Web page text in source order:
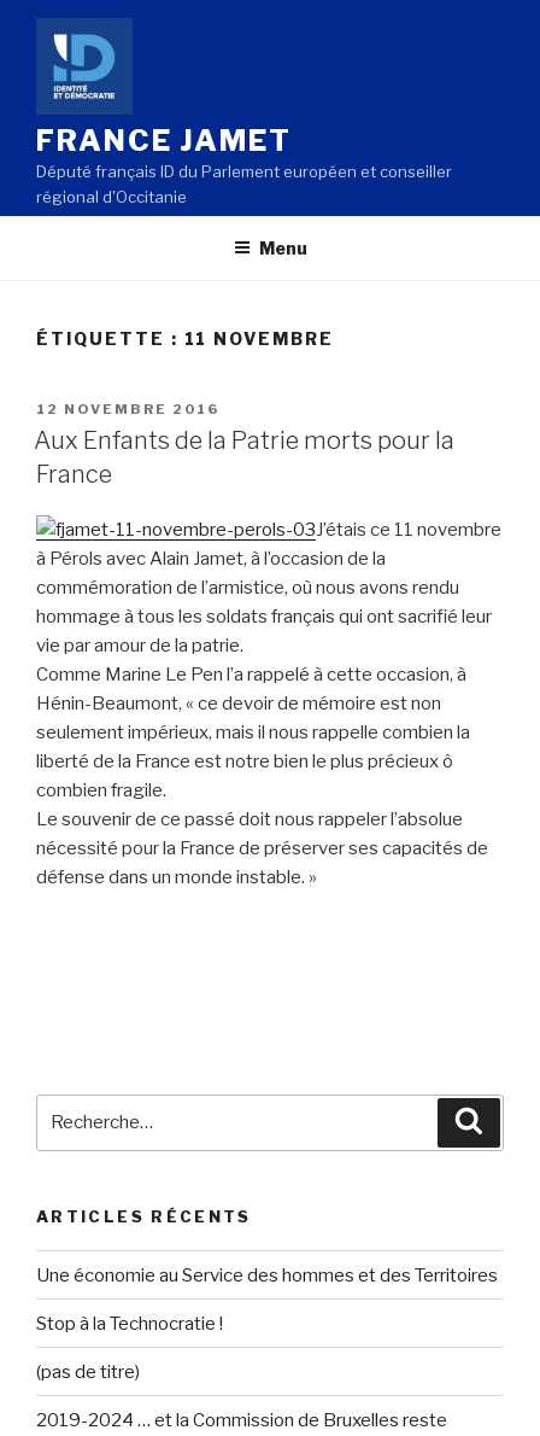
Aller
contenu
principal
FRANCE JAMET
Député français ID du Parlement européen et conseiller
régional d'Occitanie
Menu
ÉTIQUETTE : 11 NOVEMBRE
PUBLIÉ
LE
12 NOVEMBRE 2016
Aux Enfants de la Patrie morts pour la
France
J’étais ce 11 novembre
à Pérols avec Alain Jamet, à l’occasion de la
commémoration de l’armistice, où nous avons rendu
hommage à tous les soldats français qui ont sacrifié leur
vie par amour de la patrie.
Comme Marine Le Pen l’a rappelé à cette occasion, à
Hénin-Beaumont, « ce devoir de mémoire est non
seulement impérieux, mais il nous rappelle combien la
liberté de la France est notre bien le plus précieux ô
combien fragile.
Le souvenir de ce passé doit nous rappeler l’absolue
nécessité pour la France de préserver ses capacités de
défense dans un monde instable. »
ARTICLES RÉCENTS
Une économie au Service des hommes et des Territoires
Stop à la Technocratie !
(pas de titre)
2019-2024 … et la Commission de Bruxelles reste